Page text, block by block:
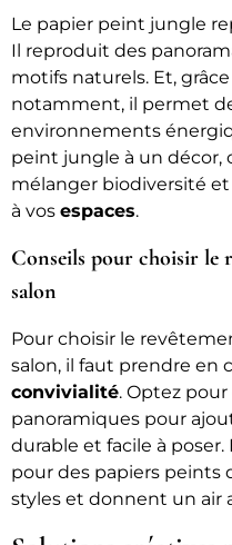
Le papier peint jungle
Il reproduit des
motifs naturels. Et,
notamment, il permet
environnements
peint jungle à un décor,
mélanger biodiversité
à vos espaces.
Conseils pour choisir le
salon
Pour choisir le
salon, il faut prendre en
convivialité. Optez
panoramiques pour
durable et facile à
pour des papiers peints
styles et donnent un air